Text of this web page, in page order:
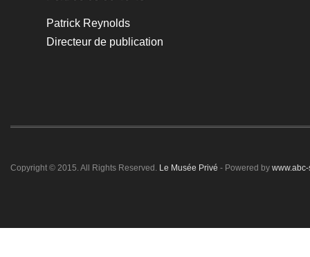
Patrick Reynolds
Directeur de publication
Copyright © 2015. All Rights Reserved. Le Musée Privé - Powered by